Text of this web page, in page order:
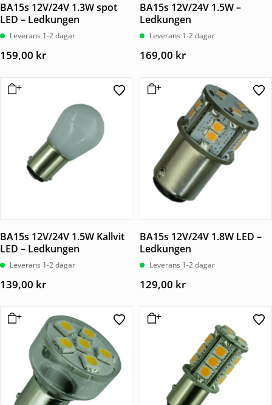
BA15s 12V/24V 1.3W spot
LED – Ledkungen
Leverans 1-2 dagar
159,00 kr
BA15s 12V/24V 1.5W –
Ledkungen
Leverans 1-2 dagar
169,00 kr
BA15s 12V/24V 1.5W Kallvit
LED – Ledkungen
Leverans 1-2 dagar
139,00 kr
BA15s 12V/24V 1.8W LED –
Ledkungen
Leverans 1-2 dagar
129,00 kr